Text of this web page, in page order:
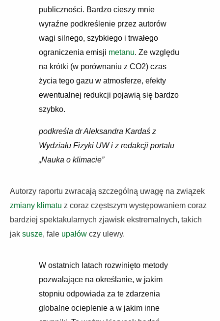
publiczności. Bardzo cieszy mnie
wyraźne podkreślenie przez autorów
wagi silnego, szybkiego i trwałego
ograniczenia emisji metanu. Ze względu
na krótki (w porównaniu z CO2) czas
życia tego gazu w atmosferze, efekty
ewentualnej redukcji pojawią się bardzo
szybko.
podkreśla dr Aleksandra Kardaś z
Wydziału Fizyki UW i z redakcji portalu
„Nauka o klimacie”
Autorzy raportu zwracają szczególną uwagę na związek
zmiany klimatu z coraz częstszym występowaniem coraz
bardziej spektakularnych zjawisk ekstremalnych, takich
jak susze, fale upałów czy ulewy.
W ostatnich latach rozwinięto metody
pozwalające na określanie, w jakim
stopniu odpowiada za te zdarzenia
globalne ocieplenie a w jakim inne